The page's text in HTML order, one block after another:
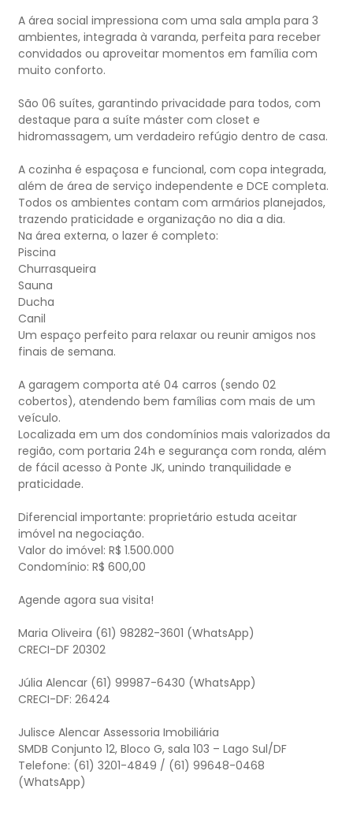
A área social impressiona com uma sala ampla para 3
ambientes, integrada à varanda, perfeita para receber
convidados ou aproveitar momentos em família com
muito conforto.
São 06 suítes, garantindo privacidade para todos, com
destaque para a suíte máster com closet e
hidromassagem, um verdadeiro refúgio dentro de casa.
A cozinha é espaçosa e funcional, com copa integrada,
além de área de serviço independente e DCE completa.
Todos os ambientes contam com armários planejados,
trazendo praticidade e organização no dia a dia.
Na área externa, o lazer é completo:
Piscina
Churrasqueira
Sauna
Ducha
Canil
Um espaço perfeito para relaxar ou reunir amigos nos
finais de semana.
A garagem comporta até 04 carros (sendo 02
cobertos), atendendo bem famílias com mais de um
veículo.
Localizada em um dos condomínios mais valorizados da
região, com portaria 24h e segurança com ronda, além
de fácil acesso à Ponte JK, unindo tranquilidade e
praticidade.
Diferencial importante: proprietário estuda aceitar
imóvel na negociação.
Valor do imóvel: R$ 1.500.000
Condomínio: R$ 600,00
Agende agora sua visita!
Maria Oliveira (61) 98282-3601 (WhatsApp)
CRECI-DF 20302
Júlia Alencar (61) 99987-6430 (WhatsApp)
CRECI-DF: 26424
Julisce Alencar Assessoria Imobiliária
SMDB Conjunto 12, Bloco G, sala 103 – Lago Sul/DF
Telefone: (61) 3201-4849 / (61) 99648-0468